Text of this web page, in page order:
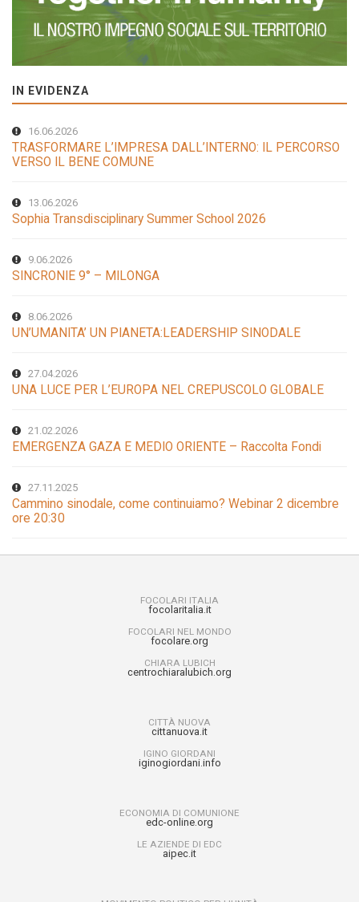
IN EVIDENZA
16.06.2026
TRASFORMARE L’IMPRESA DALL’INTERNO: IL PERCORSO
VERSO IL BENE COMUNE
13.06.2026
Sophia Transdisciplinary Summer School 2026
9.06.2026
SINCRONIE 9° – MILONGA
8.06.2026
UN’UMANITA’ UN PIANETA:LEADERSHIP SINODALE
27.04.2026
UNA LUCE PER L’EUROPA NEL CREPUSCOLO GLOBALE
21.02.2026
EMERGENZA GAZA E MEDIO ORIENTE – Raccolta Fondi
27.11.2025
Cammino sinodale, come continuiamo? Webinar 2 dicembre
ore 20:30
FOCOLARI ITALIA
focolaritalia.it
FOCOLARI NEL MONDO
focolare.org
CHIARA LUBICH
centrochiaralubich.org
CITTÀ NUOVA
cittanuova.it
IGINO GIORDANI
iginogiordani.info
ECONOMIA DI COMUNIONE
edc-online.org
LE AZIENDE DI EDC
aipec.it